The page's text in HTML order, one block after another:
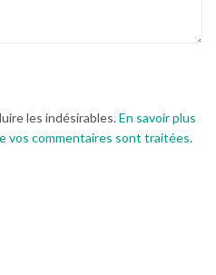
les indésirables.En savoir plus
vos commentaires sont traitées.